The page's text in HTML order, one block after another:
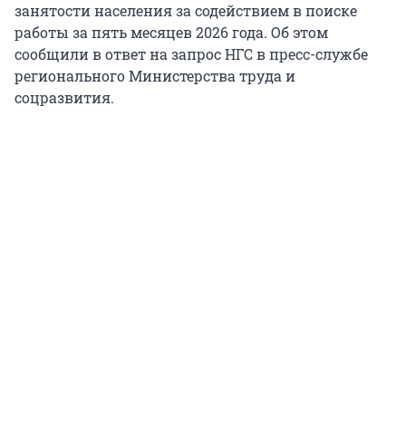
занятости населения за содействием в поиске
работы за пять месяцев 2026 года. Об этом
сообщили в ответ на запрос НГС в пресс-службе
регионального Министерства труда и
соцразвития.